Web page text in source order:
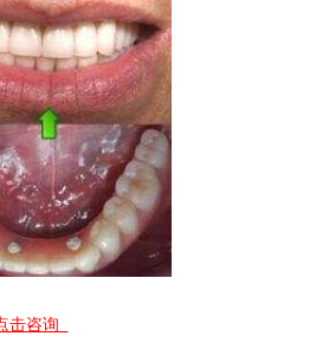
击咨询